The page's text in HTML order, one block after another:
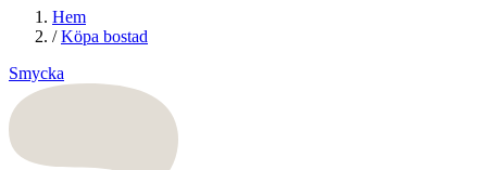
Hem
/ Köpa bostad
Smycka